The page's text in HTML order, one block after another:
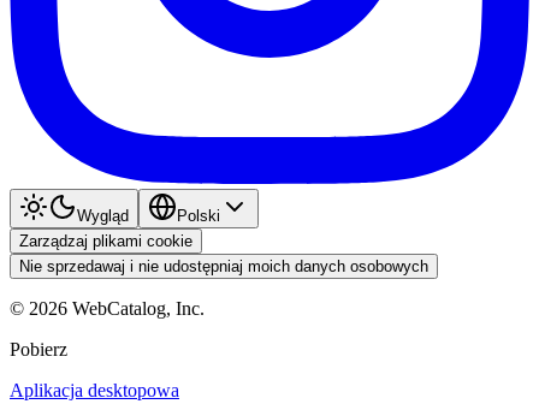
Wygląd
Polski
Zarządzaj plikami cookie
Nie sprzedawaj i nie udostępniaj moich danych osobowych
© 2026 WebCatalog, Inc.
Pobierz
Aplikacja desktopowa